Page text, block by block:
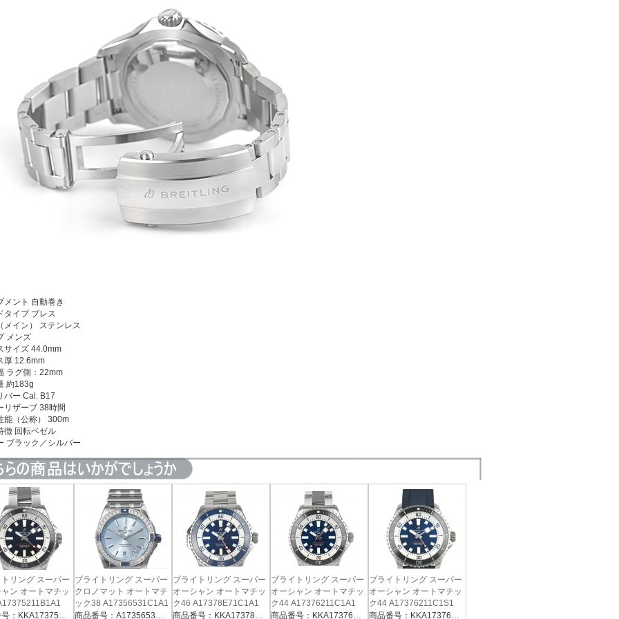
メント 自動巻き
タイプ ブレス
メイン） ステンレス
メンズ
サイズ 44.0mm
厚 12.6mm
ラグ側：22mm
約183g
バー Cal. B17
リザーブ 38時間
能（公称） 300m
徴 回転ベゼル
ブラック／シルバー
リング スーパー
ン オートマチッ
商品番号：KKA17375211B1A1
ブライトリング スーパー
クロノマット オートマチ
ック38 A17356531C1A1
商品番号：A17356531C1A1
ブライトリング スーパー
オーシャン オートマチッ
ク46 A17378E71C1A1
商品番号：KKA17378E71C1A1
ブライトリング スーパー
オーシャン オートマチッ
ク44 A17376211C1A1
商品番号：KKA17376211C1A1
ブライトリング スーパー
オーシャン オートマチッ
ク44 A17376211C1S1
商品番号：KKA17376211C1S1